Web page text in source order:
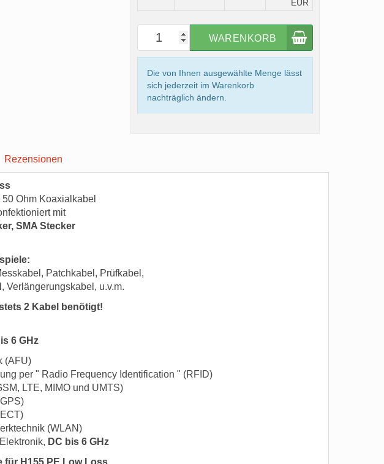
EUR
WARENKORB
Die von Ihnen ausgewählte Menge lässt
sich jederzeit im Warenkorb
nachträglich ändern.
Rezensionen
Ohm Koaxialkabel
mit
SMA Stecker
Patchkabel, Prüfkabel,
Verlängerungskabel, u.v.m.
2 Kabel benötigt!
6 GHz
(AFU)
per " Radio Frequency Identification " (RFID)
LTE, MIMO und UMTS)
(WLAN)
DC bis 6 GHz
für H155 PE Low Loss